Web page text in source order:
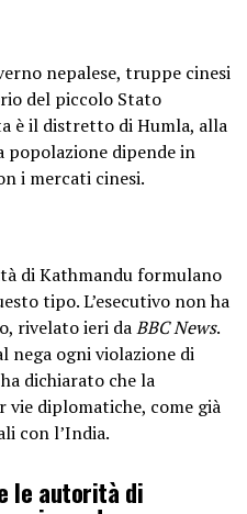
nepalese, truppe cinesi
del piccolo Stato
è il distretto di Humla, alla
dipende in
i mercati cinesi.
di Kathmandu formulano
tipo. L’esecutivo non ha
rivelato ieri daBBC News.
nega ogni violazione di
dichiarato che la
diplomatiche, come già
con l’India.
le autorità di